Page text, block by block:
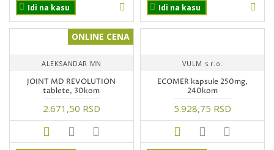
Idi na kasu Idi na kasu
ONLINE CENA
ALEKSANDAR MN
JOINT MD REVOLUTION
tablete, 30kom
2.671,50 RSD
VULM s.r.o.
ECOMER kapsule 250mg,
240kom
5.928,75 RSD